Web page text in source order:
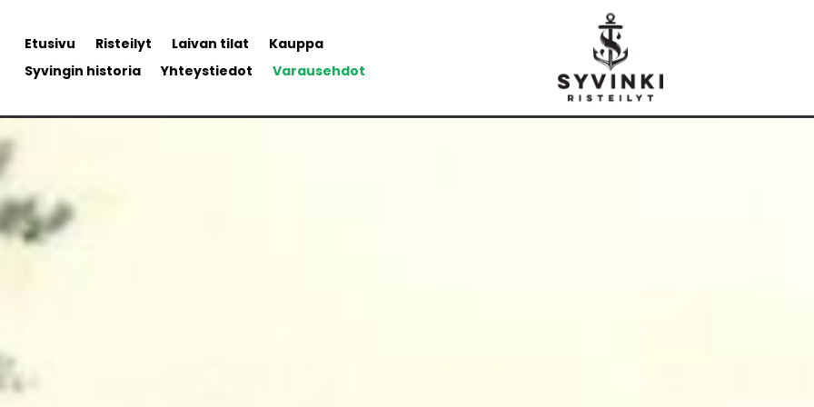
Etusivu Risteilyt Laivan tilat
Kauppa
Syvingin historia
Yhteystiedot Varausehdot